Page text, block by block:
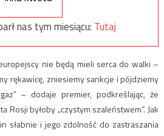
nas tym miesiącu: Tutaj
nie będą mieli serca do walki –
rękawicę, zniesiemy sankcje i pójdziemy
– dodaje premier, podkreślając, że
byłoby „czystym szaleństwem”. Jak
słabnie i jego zdolność do zastraszania